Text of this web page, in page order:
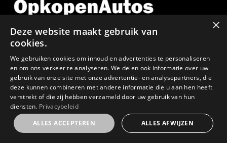
GSM:
0478 64 59 23
E-MAIL:
info@opkopenautos.be
×
Deze website maakt gebruik van
cookies.
We gebruiken cookies om inhoud en advertenties te personaliseren
en om ons verkeer te analyseren. We delen ook informatie over uw
gebruik van onze site met onze advertentie- en analysepartners, die
deze kunnen combineren met andere informatie die u aan hen heeft
verstrekt of die zij hebben verzameld door uw gebruik van hun
diensten. Privacybeleid
ALLES ACCEPTEREN
ALLES AFWIJZEN